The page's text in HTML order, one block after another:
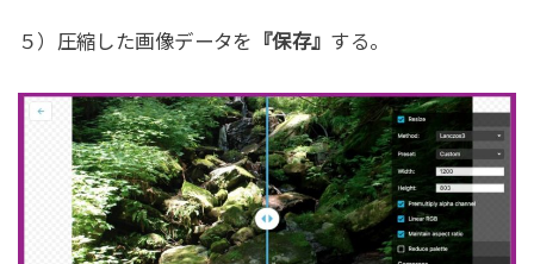
５）圧縮した画像データを 『保存』 する。